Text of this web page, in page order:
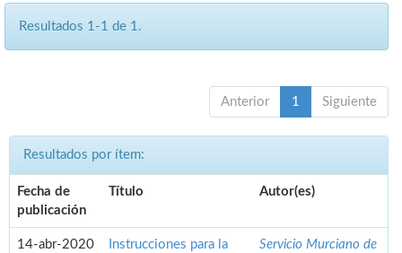
Resultados 1-1 de 1.
Anterior 1 Siguiente
Resultados por ítem:
Fecha de
publicación
Título Autor(es)
14-abr-2020
Instrucciones para la
Servicio Murciano de